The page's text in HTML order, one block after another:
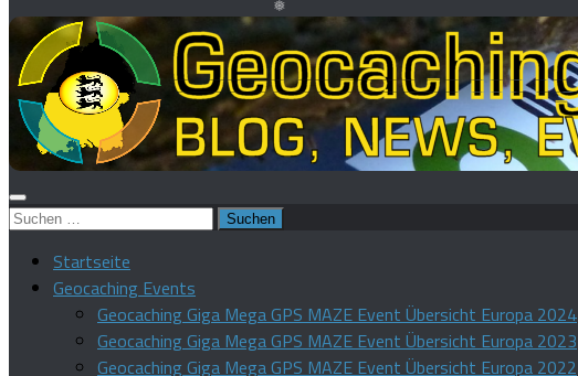
❅
Suchen
Startseite
Geocaching Events
Geocaching Giga Mega GPS MAZE Event Übersicht Europa 2024
Geocaching Giga Mega GPS MAZE Event Übersicht Europa 2023
Geocaching Giga Mega GPS MAZE Event Übersicht Europa 2022